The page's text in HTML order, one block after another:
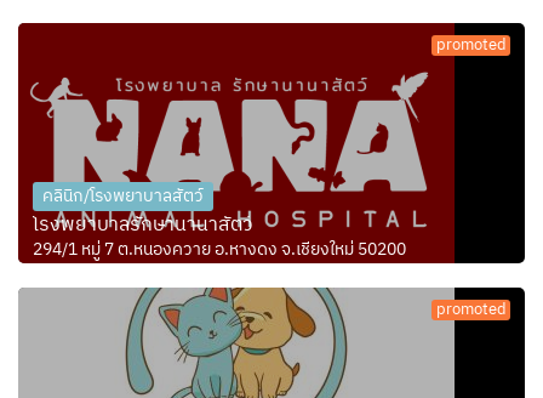
promoted
คลินิก/โรงพยาบาลสัตว์
โรงพยาบาลรักษานานาสัตว์
294/1 หมู่ 7 ต.หนองควาย อ.หางดง จ.เชียงใหม่ 50200
promoted